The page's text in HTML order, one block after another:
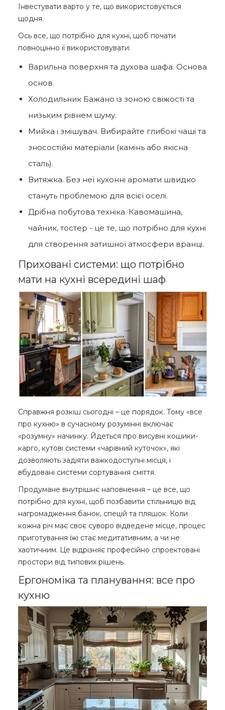
Інвестувати варто у те, що використовується
щодня.
Ось все, що потрібно для кухні, щоб почати
повноцінно її використовувати:
Варильна поверхня та духова шафа. Основа
основ.
Холодильник Бажано із зоною свіжості та
низьким рівнем шуму.
Мийка і змішувач. Вибирайте глибокі чаші та
зносостійкі матеріали (камінь або якісна
сталь).
Витяжка. Без неї кухонні аромати швидко
стануть проблемою для всієї оселі.
Дрібна побутова техніка. Кавомашина,
чайник, тостер - це те, що потрібно для кухні
для створення затишної атмосфери вранці.
Приховані системи: що потрібно
мати на кухні всередині шаф
Справжня розкіш сьогодні – це порядок. Тому «все
про кухню» в сучасному розумінні включає
«розумну» начинку. Йдеться про висувні кошики-
карго, кутові системи «чарівний куточок», які
дозволяють задіяти важкодоступні місця, і
вбудовані системи сортування сміття.
Продумане внутрішнє наповнення – це все, що
потрібно для кухні, щоб позбавити стільницю від
нагромадження банок, спецій та пляшок. Коли
кожна річ має своє суворо відведене місце, процес
приготування їжі стає медитативним, а чи не
хаотичним. Це відрізняє професійно спроектовані
простори від типових рішень.
Ергономіка та планування: все про
кухню